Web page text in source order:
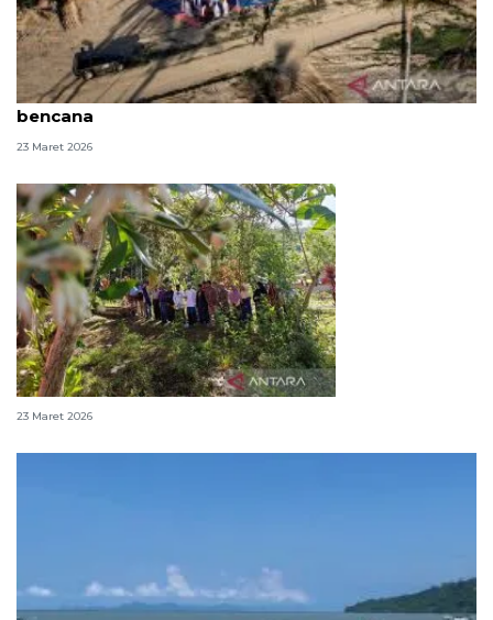
Kala pohon pinang jadi pengingat sujud penyintas
bencana
23 Maret 2026
Ratapan di atas pusara tanpa nama
23 Maret 2026